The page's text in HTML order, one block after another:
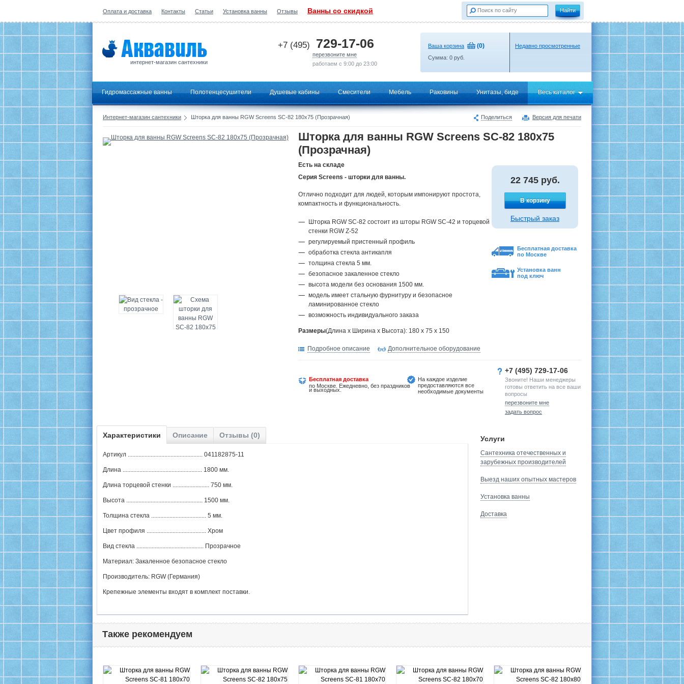
Оплата и доставка Контакты Статьи Установка ванны Отзывы Ванны со скидкой
интернет-магазин сантехники
+7 (495) 729-17-06
перезвоните мне
работаем с 9:00 до 23:00
Ваша корзина (0)
Сумма: 0 руб.
Недавно просмотренные
Гидромассажные ванны Полотенцесушители Душевые кабины Смесители Мебель Раковины Унитазы, биде Весь каталог
Поделиться Версия для печати
Интернет-магазин сантехники Шторка для ванны RGW Screens SC-82 180х75 (Прозрачная)
Шторка для ванны RGW Screens SC-82 180х75
(Прозрачная)
Есть на складе
Серия Screens - шторки для ванны.
Отлично подходит для людей, которым импонируют простота,
компактность и функциональность.
Шторка RGW SC-82 состоит из шторы RGW SC-42 и торцевой
стенки RGW Z-52
регулируемый пристенный профиль
обработка стекла антикапля
толщина стекла 5 мм.
безопасное закаленное стекло
высота модели без основания 1500 мм.
модель имеет стальную фурнитуру и безопасное
ламинированное стекло
возможность индивидуального заказа
Размеры(Длина х Ширина х Высота): 180 x 75 x 150
22 745 руб.
В корзину
Быстрый заказ
Бесплатная доставка
по Москве
Установка ванн
под ключ
Подробное описание Дополнительное оборудование
Бесплатная доставка
по Москве. Ежедневно, без праздников
и выходных.
На каждое изделие
предоставляются все
необходимые документы
+7 (495) 729-17-06
Звоните! Наши менеджеры
готовы ответить на все ваши
вопросы
перезвоните мне
задать вопрос
Характеристики Описание Отзывы (0)
Артикул ................................................. 041182875-11
Длина .................................................... 1800 мм.
Длина торцевой стенки ........................ 750 мм.
Высота .................................................. 1500 мм.
Толщина стекла .................................... 5 мм.
Цвет профиля ....................................... Хром
Вид стекла ............................................ Прозрачное
Материал: Закаленное безопасное стекло
Производитель: RGW (Германия)
Крепежные элементы входят в комплект поставки.
Услуги
Сантехника отечественных и
зарубежных производителей
Выезд наших опытных мастеров
Установка ванны
Доставка
Также рекомендуем